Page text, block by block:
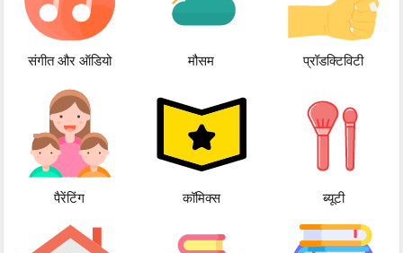
संगीत और ऑडियो मौसम प्रॉडक्टिविटी
पैरेंटिंग कॉमिक्स ब्यूटी